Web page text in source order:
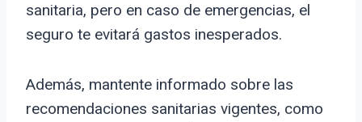
sanitaria, pero en caso de emergencias, el
seguro te evitará gastos inesperados.
Además, mantente informado sobre las
recomendaciones sanitarias vigentes, como